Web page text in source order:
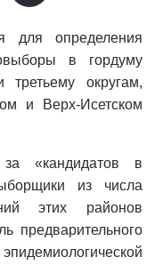
для определения
в гордуму
третьему округам,
и Верх-Исетском
за «кандидатов в
из числа
этих районов
предварительного